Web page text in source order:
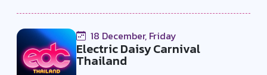
18 December, Friday
Electric Daisy Carnival
Thailand